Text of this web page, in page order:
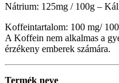
Nátrium: 125mg / 100g –
Koffeintartalom: 100 mg/
A Koffein nem alkalmas a
érzékeny emberek számára.
Termék neve